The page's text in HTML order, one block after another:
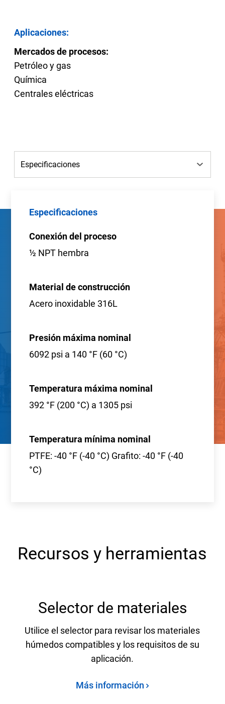
Aplicaciones:
Mercados de procesos:
Petróleo y gas
Química
Centrales eléctricas
Especificaciones
Conexión del proceso
½ NPT hembra
Material de construcción
Acero inoxidable 316L
Presión máxima nominal
6092 psi a 140 °F (60 °C)
Temperatura máxima nominal
392 °F (200 °C) a 1305 psi
Temperatura mínima nominal
PTFE: -40 °F (-40 °C) Grafito: -40 °F (-40
°C)
Recursos y herramientas
Selector de materiales
Utilice el selector para revisar los materiales
húmedos compatibles y los requisitos de su
aplicación.
Más información